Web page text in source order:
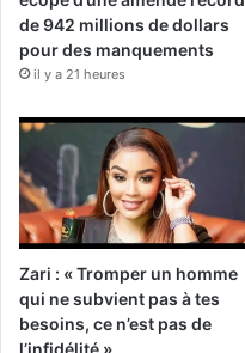
de 942 millions de dollars
pour des manquements
il y a 21 heures
Zari : « Tromper un homme
qui ne subvient pas à tes
besoins, ce n’est pas de
l’infidélité »